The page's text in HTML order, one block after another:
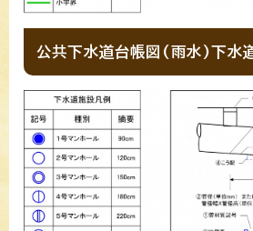
公共下水道台帳図(雨水)下水